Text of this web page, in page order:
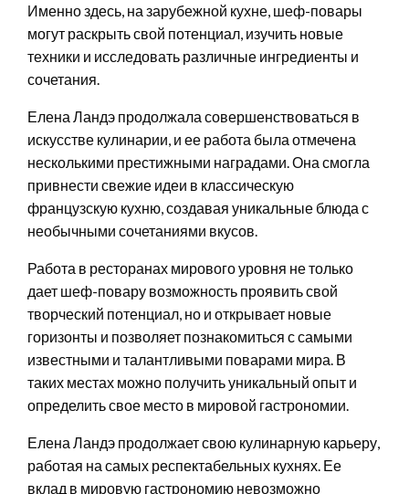
Именно здесь, на зарубежной кухне, шеф-повары
могут раскрыть свой потенциал, изучить новые
техники и исследовать различные ингредиенты и
сочетания.
Елена Ландэ продолжала совершенствоваться в
искусстве кулинарии, и ее работа была отмечена
несколькими престижными наградами. Она смогла
привнести свежие идеи в классическую
французскую кухню, создавая уникальные блюда с
необычными сочетаниями вкусов.
Работа в ресторанах мирового уровня не только
дает шеф-повару возможность проявить свой
творческий потенциал, но и открывает новые
горизонты и позволяет познакомиться с самыми
известными и талантливыми поварами мира. В
таких местах можно получить уникальный опыт и
определить свое место в мировой гастрономии.
Елена Ландэ продолжает свою кулинарную карьеру,
работая на самых респектабельных кухнях. Ее
вклад в мировую гастрономию невозможно